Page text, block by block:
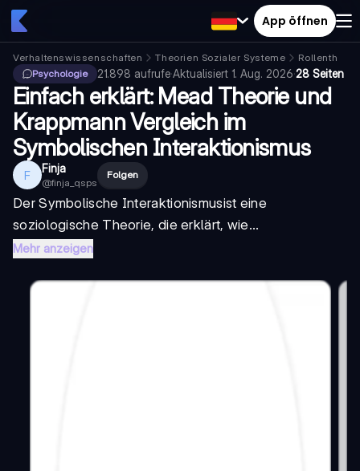
App öffnen
Verhaltenswissenschaften Theorien Sozialer Systeme
Psychologie
21.898 aufrufe·Aktualisiert 1. Aug. 2026·28 Seiten
Einfach erklärt: Mead Theorie und
Krappmann Vergleich im
Symbolischen Interaktionismus
F Finja
@finja_qsps
Folgen
DerSymbolische Interaktionismusist eine
soziologische Theorie, die erklärt, wie...
Mehr anzeigen